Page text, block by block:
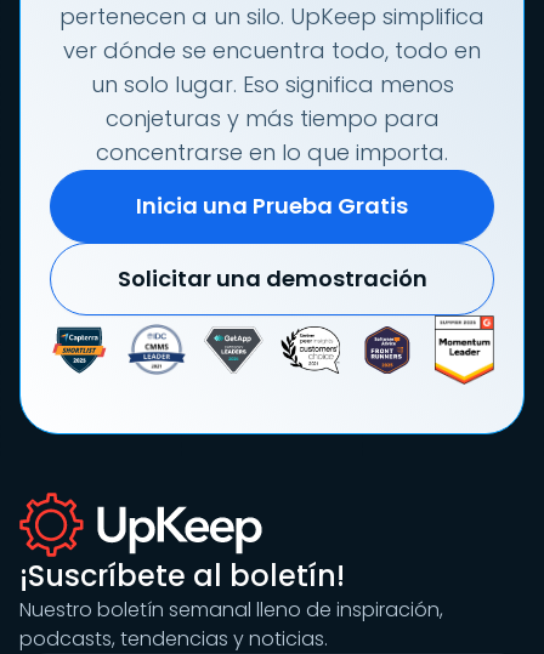
pertenecen a un silo. UpKeep simplifica
ver dónde se encuentra todo, todo en
un solo lugar. Eso significa menos
conjeturas y más tiempo para
concentrarse en lo que importa.
Inicia una Prueba Gratis
Solicitar una demostración
¡Suscríbete al boletín!
Nuestro boletín semanal lleno de inspiración,
podcasts, tendencias y noticias.